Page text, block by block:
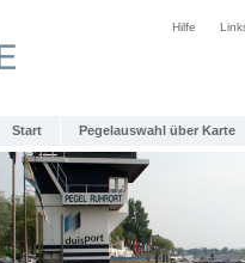
Hilfe
Start Pegelauswahl über Karte